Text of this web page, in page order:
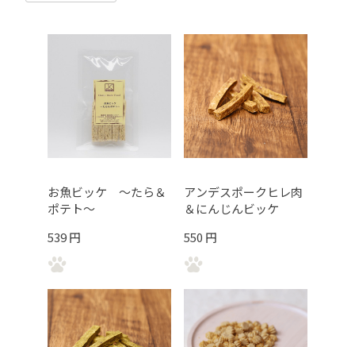
お魚ビッケ ～たら＆
ポテト～
539 円
アンデスポークヒレ肉
＆にんじんビッケ
550 円